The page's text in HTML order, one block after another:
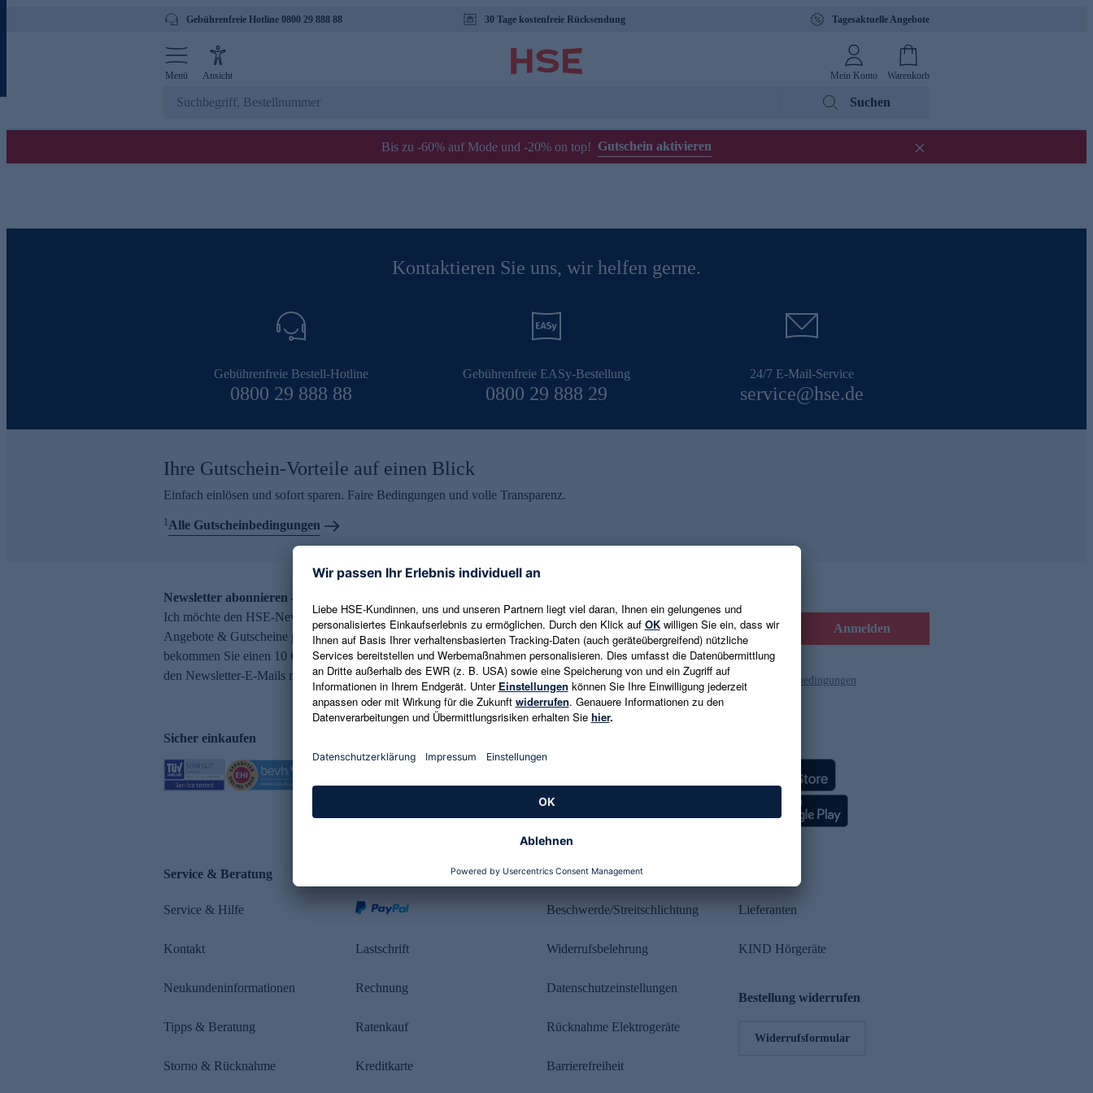
Gebührenfreie Hotline 0800 29 888 88 30 Tage kostenfreie Rücksendung Tagesaktuelle Angebote
Menü Ansicht Mein Konto Warenkorb
Suchen
Bis zu -60% auf Mode und -20% on top! Gutschein aktivieren
Kontaktieren Sie uns, wir helfen gerne.
Gebührenfreie Bestell-Hotline
0800 29 888 88
Gebührenfreie EASy-Bestellung
0800 29 888 29
24/7 E-Mail-Service
service@hse.de
Ihre Gutschein-Vorteile auf einen Blick
Einfach einlösen und sofort sparen. Faire Bedingungen und volle Transparenz.
1Alle Gutscheinbedingungen
Newsletter abonnieren – 10 € Gutschein erhalten
Ich möchte den HSE-Newsletter abonnieren und aktuelle Trends,
Angebote & Gutscheine per E-Mail erhalten. Als Dankeschön
bekommen Sie einen 10 € Gutschein. Eine Abmeldung ist jederzeit in
den Newsletter-E-Mails möglich.
E-Mail-Adresse eingeben Anmelden
Es gelten die Datenschutzrichtlinien und die Gutscheinbedingungen
Sicher einkaufen
Service & Beratung
Service & Hilfe
Kontakt
Neukundeninformationen
Tipps & Beratung
Storno & Rücknahme
Lastschrift
Rechnung
Ratenkauf
Kreditkarte
Rechtliches
Beschwerde/Streitschlichtung
Widerrufsbelehrung
Datenschutzeinstellungen
Rücknahme Elektrogeräte
Barrierefreiheit
Lieferanten
KIND Hörgeräte
Bestellung widerrufen
Widerrufsformular